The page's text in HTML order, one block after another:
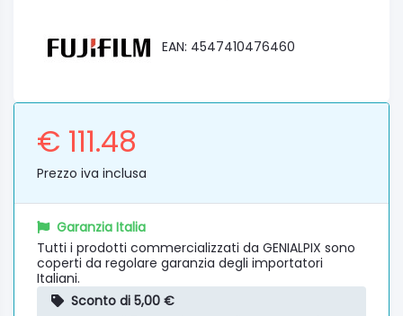
EAN: 4547410476460
€ 111.48
Prezzo iva inclusa
Garanzia Italia
Tutti i prodotti commercializzati da GENIALPIX sono
coperti da regolare garanzia degli importatori
Italiani.
Sconto di 5,00 €